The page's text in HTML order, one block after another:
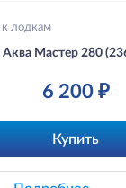
лодкам
Аква Мастер 280
6 200 ₽
Купить